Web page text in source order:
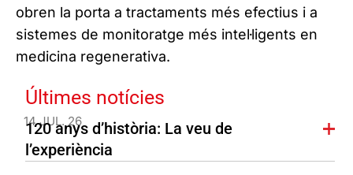
obren la porta a tractaments més efectius i a
sistemes de monitoratge més intel·ligents en
medicina regenerativa.
Últimes notícies
14 JUL. 26
120 anys d’història: La veu de
l’experiència